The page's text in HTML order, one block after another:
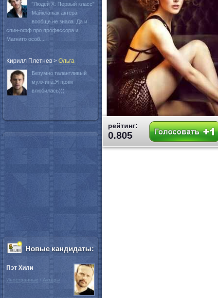
рейтинг:
0.805
"Людей Х: Первый класс"
Майкла как актера
вообще не знала. Да и
спин-офф про профессора и
Магнито особ...
Кирилл Плетнев > Oльга
Безумно талантливый
мужчина.Я прям
влюбилась)))
Новые кандидаты:
Пэт Хили
Иностранные / Актёры